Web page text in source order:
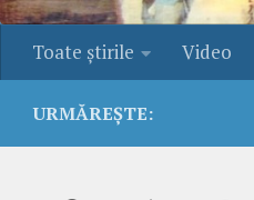
Toate ştirile Video
URMĂREȘTE: